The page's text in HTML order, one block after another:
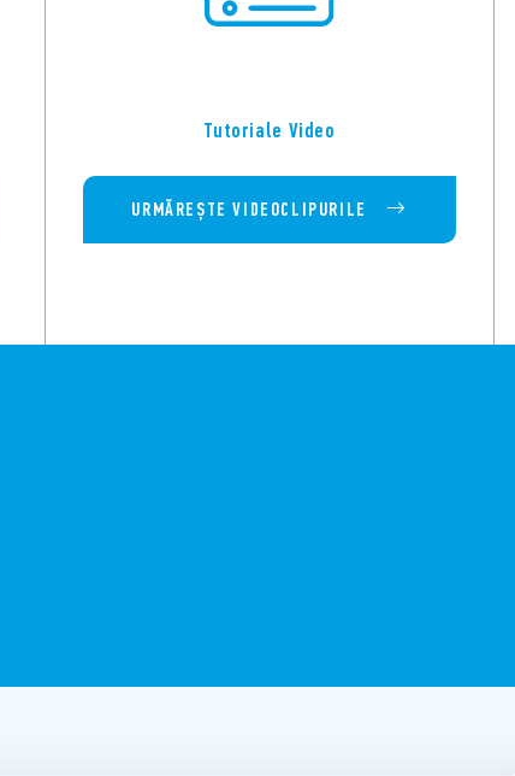
Tutoriale Video
URMĂREȘTE VIDEOCLIPURILE